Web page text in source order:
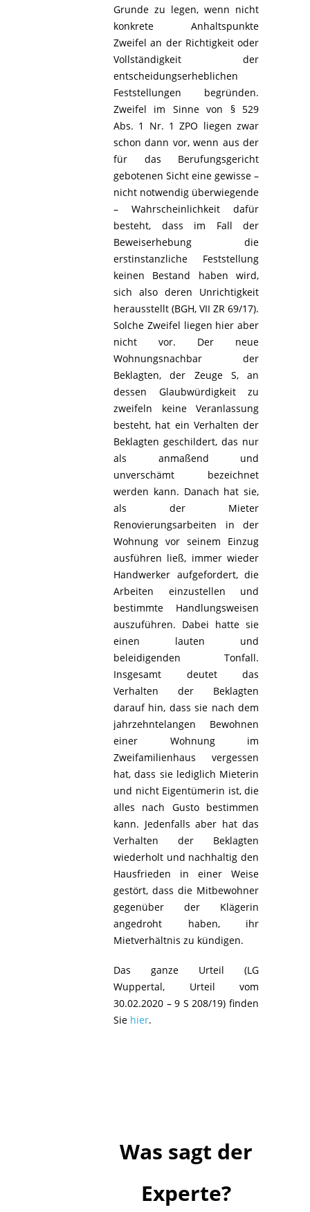
Grunde zu legen, wenn nicht
konkrete Anhaltspunkte
Zweifel an der Richtigkeit oder
Vollständigkeit der
entscheidungserheblichen
Feststellungen begründen.
Zweifel im Sinne von § 529
Abs. 1 Nr. 1 ZPO liegen zwar
schon dann vor, wenn aus der
für das Berufungsgericht
gebotenen Sicht eine gewisse –
nicht notwendig überwiegende
– Wahrscheinlichkeit dafür
besteht, dass im Fall der
Beweiserhebung die
erstinstanzliche Feststellung
keinen Bestand haben wird,
sich also deren Unrichtigkeit
herausstellt (BGH, VII ZR 69/17).
Solche Zweifel liegen hier aber
nicht vor. Der neue
Wohnungsnachbar der
Beklagten, der Zeuge S, an
dessen Glaubwürdigkeit zu
zweifeln keine Veranlassung
besteht, hat ein Verhalten der
Beklagten geschildert, das nur
als anmaßend und
unverschämt bezeichnet
werden kann. Danach hat sie,
als der Mieter
Renovierungsarbeiten in der
Wohnung vor seinem Einzug
ausführen ließ, immer wieder
Handwerker aufgefordert, die
Arbeiten einzustellen und
bestimmte Handlungsweisen
auszuführen. Dabei hatte sie
einen lauten und
beleidigenden Tonfall.
Insgesamt deutet das
Verhalten der Beklagten
darauf hin, dass sie nach dem
jahrzehntelangen Bewohnen
einer Wohnung im
Zweifamilienhaus vergessen
hat, dass sie lediglich Mieterin
und nicht Eigentümerin ist, die
alles nach Gusto bestimmen
kann. Jedenfalls aber hat das
Verhalten der Beklagten
wiederholt und nachhaltig den
Hausfrieden in einer Weise
gestört, dass die Mitbewohner
gegenüber der Klägerin
angedroht haben, ihr
Mietverhältnis zu kündigen.
Das ganze Urteil (LG
Wuppertal, Urteil vom
30.02.2020 – 9 S 208/19) finden
Sie hier.
Was sagt der
Experte?